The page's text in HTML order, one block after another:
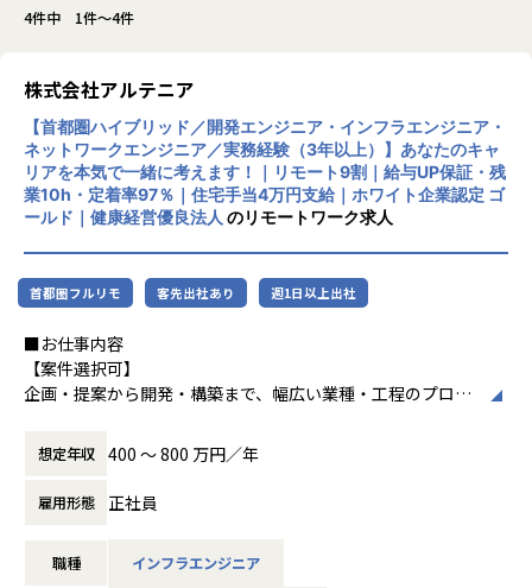
4件中 1件～4件
株式会社アルテニア
【首都圏ハイブリッド／開発エンジニア・インフラエンジニア・
ネットワークエンジニア／実務経験（3年以上）】あなたのキャ
リアを本気で一緒に考えます！｜リモート9割｜給与UP保証・残
業10h・定着率97％｜住宅手当4万円支給｜ホワイト企業認定 ゴ
ールド｜健康経営優良法人 のリモートワーク求人
首都圏フルリモ 客先出社あり 週1日以上出社
■お仕事内容
【案件選択可】
企画・提案から開発・構築まで、幅広い業種・工程のプロジ
■会社説明／募集背景
株式会社アルテニアは、ITの力を通じて関わる人々の未来を
より豊かにすることを 目標に2018年に誕生しました。
それは技術力だけではなく、人を大切にすること、より豊か
想定年収 400 〜 800 万円／年
雇用形態 正社員
職種 インフラエンジニア